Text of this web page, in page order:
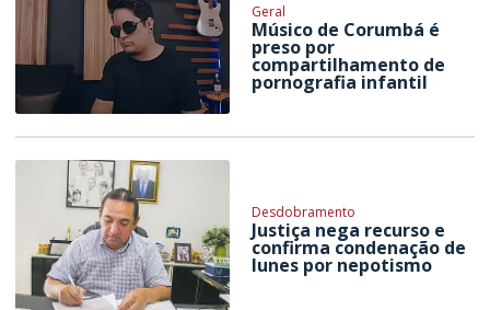
Geral
Músico de Corumbá é
preso por
compartilhamento de
pornografia infantil
Desdobramento
Justiça nega recurso e
confirma condenação de
Iunes por nepotismo